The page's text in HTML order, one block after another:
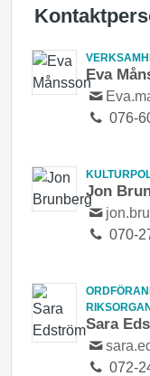
Eva
076-
Jon
070-
Sara
072-